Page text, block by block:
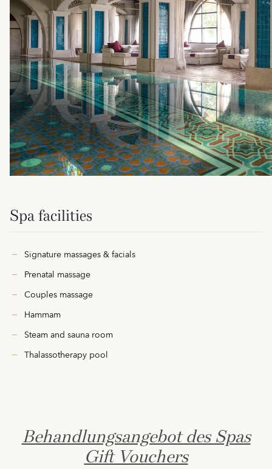
Spa facilities
Signature massages & facials
Prenatal massage
Couples massage
Hammam
Steam and sauna room
Thalassotherapy pool
Behandlungsangebot des Spas
Gift Vouchers